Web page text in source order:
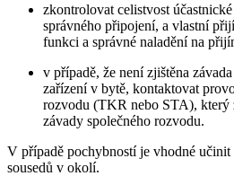
zkontrolovat celistvost
správného připojení, a vlastní
funkci a správné naladění na
v případě, že není zjištěna
zařízení v bytě, kontaktovat
rozvodu (TKR nebo STA), který
závady společného rozvodu.
V případě pochybností je vhodné
sousedů v okolí.